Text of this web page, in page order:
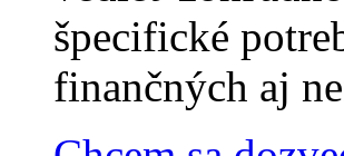
špecifické
finančných aj